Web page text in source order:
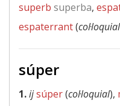
superb superba,
espaterrant(col·loquial
súper
1.ijsúper(col·loquial),